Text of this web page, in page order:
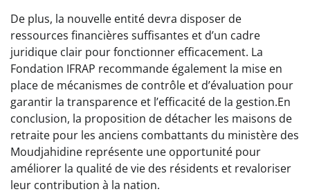
De plus, la nouvelle entité devra disposer de
ressources financières suffisantes et d’un cadre
juridique clair pour fonctionner efficacement. La
Fondation IFRAP recommande également la mise en
place de mécanismes de contrôle et d’évaluation pour
garantir la transparence et l’efficacité de la gestion.En
conclusion, la proposition de détacher les maisons de
retraite pour les anciens combattants du ministère des
Moudjahidine représente une opportunité pour
améliorer la qualité de vie des résidents et revaloriser
leur contribution à la nation.